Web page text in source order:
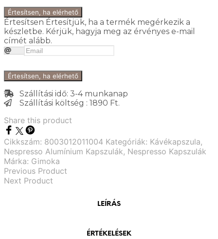
Értesítsen, ha elérhető
Értesítsen Értesítjük, ha a termék megérkezik a
készletbe. Kérjük, hagyja meg az érvényes e-mail
címét alább.
Értesítsen, ha elérhető
Szállítási idő: 3-4 munkanap
Szállítási költség : 1890 Ft.
Share this product
Cikkszám: 8003012011004 Kategóriák: Kávékapszula,
Nespresso Alumínium Kapszulák, Nespresso Kapszulák
Márka: Gimoka
Previous Product
Next Product
LEÍRÁS
ÉRTÉKELÉSEK